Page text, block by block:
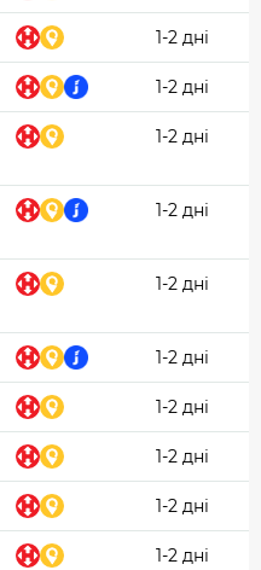
1-2 дні
1-2 дні
1-2 дні
1-2 дні
1-2 дні
1-2 дні
1-2 дні
1-2 дні
1-2 дні
1-2 дні